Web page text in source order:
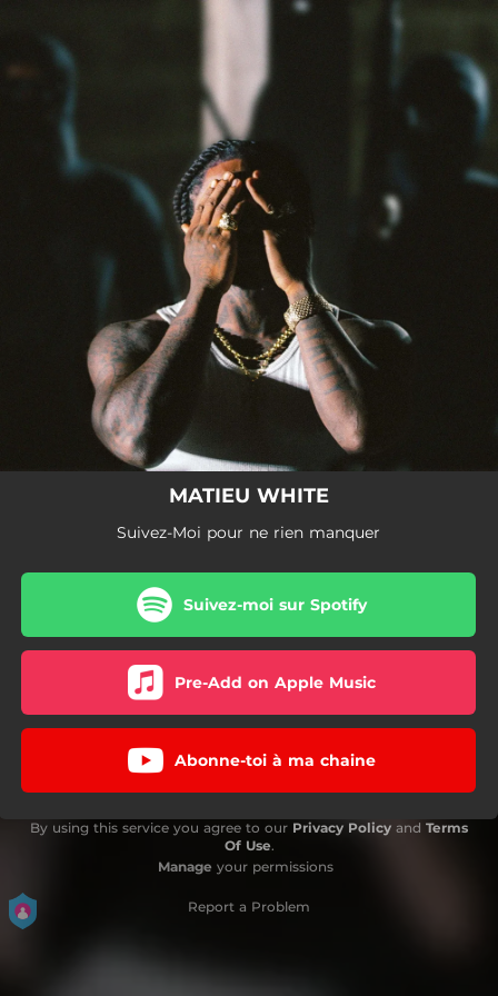
MATIEU WHITE
Suivez-Moi pour ne rien manquer
Suivez-moi sur Spotify
Pre-Add on Apple Music
Abonne-toi à ma chaine
By using this service you agree to our Privacy Policy and Terms
Of Use.
Manage your permissions
Report a Problem